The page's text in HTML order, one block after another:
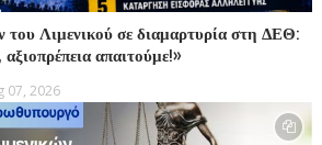
του Λιμενικού σε διαμαρτυρία στη ΔΕΘ:
απαιτούμε!»
07, 2026